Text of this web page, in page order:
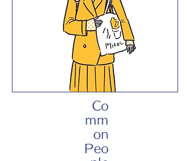
Co
mm
on
Peo